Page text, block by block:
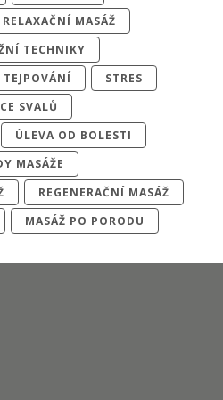
RELAXAČNÍ MASÁŽ
TECHNIKY
TEJPOVÁNÍ
STRES
SVALŮ
ÚLEVA OD BOLESTI
MASÁŽE
REGENERAČNÍ MASÁŽ
MASÁŽ PO PORODU